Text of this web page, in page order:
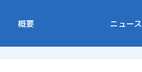
概要 ニュース